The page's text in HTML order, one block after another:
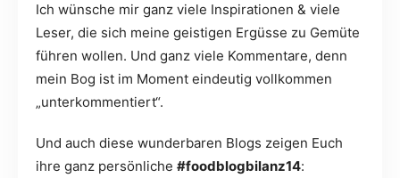
Ich wünsche mir ganz viele Inspirationen & viele
Leser, die sich meine geistigen Ergüsse zu Gemüte
führen wollen. Und ganz viele Kommentare, denn
mein Bog ist im Moment eindeutig vollkommen
„unterkommentiert“.
Und auch diese wunderbaren Blogs zeigen Euch
ihre ganz persönliche #foodblogbilanz14: